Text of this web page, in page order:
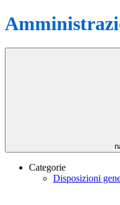
Categorie
Disposizioni